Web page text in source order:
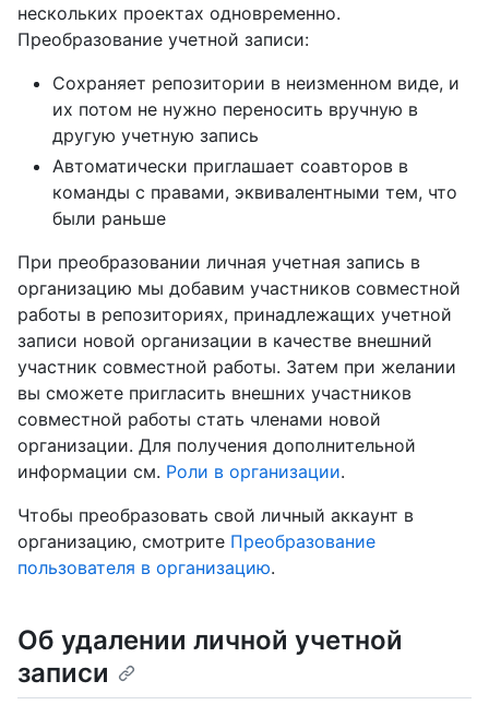
нескольких проектах одновременно.
Преобразование учетной записи:
Сохраняет репозитории в неизменном виде, и
их потом не нужно переносить вручную в
другую учетную запись
Автоматически приглашает соавторов в
команды с правами, эквивалентными тем, что
были раньше
При преобразовании личная учетная запись в
организацию мы добавим участников совместной
работы в репозиториях, принадлежащих учетной
записи новой организации в качестве внешний
участник совместной работы. Затем при желании
вы сможете пригласить внешних участников
совместной работы стать членами новой
организации. Для получения дополнительной
информации см. Роли в организации.
Чтобы преобразовать свой личный аккаунт в
организацию, смотрите Преобразование
пользователя в организацию.
Об удалении личной учетной
записи